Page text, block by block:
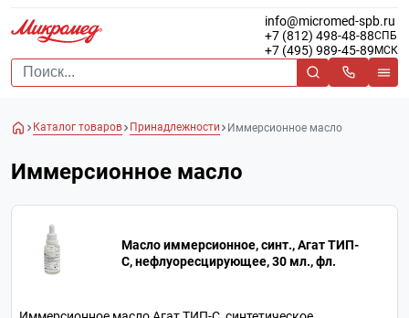
info@micromed-spb.ru
+7 (812) 498-48-88СПБ
+7 (495) 989-45-89 МСК
Каталог товаров Принадлежности Иммерсионное масло
Иммерсионное масло
Масло иммерсионное, синт., Агат ТИП-
С, нефлуоресцирующее, 30 мл., фл.